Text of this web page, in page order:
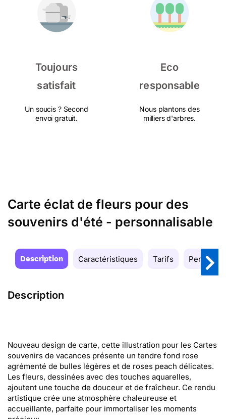
Toujours
satisfait
Un soucis ? Second
envoi gratuit.
Eco
responsable
Nous plantons des
milliers d'arbres.
Carte éclat de fleurs pour des
souvenirs d'été - personnalisable
Description Caractéristiques Tarifs
Description
Nouveau design de carte, cette illustration pour les Cartes
souvenirs de vacances présente un tendre fond rose
agrémenté de bulles légères et de roses peach délicates.
Les fleurs, dessinées avec des touches aquarelles,
ajoutent une touche de douceur et de fraîcheur. Ce rendu
artistique crée une atmosphère chaleureuse et
accueillante, parfaite pour immortaliser les moments